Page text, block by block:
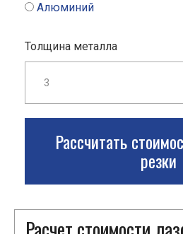
Алюминий
Толщина металла
Рассчитать
резки